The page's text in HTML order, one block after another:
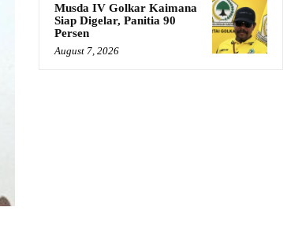
Musda IV Golkar Kaimana
Siap Digelar, Panitia 90
Persen
August 7, 2026